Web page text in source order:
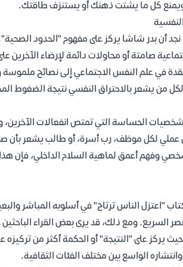
ويمنع كل ما يشتت ذهنك أو يستنزف طاقتك.
نجد أن بدر شاشا يركز على مفهوم "الحدود
صامتة أو محاولات دائمة لإرضاء
في علم النفس الاجتماعي إلى نصائح
من يشعر بالاحتراق النفسي نتيجة الضغوط
الحساسة التي تمتص انفعالات
عملي لكل موظف، رب أسرة، أو طالب يشعر بأن
وفهم أعمق لماهية السلام الداخلي، فإن هذا
"اعتزل الناس ترتاح" في أسلوبه المباشر
السريع. ومع ذلك، قد يرى بعض القراء
يركز على "النتيجة" أو الحكمة أكثر من
الواسع بين مختلف الفئات الثقافية.